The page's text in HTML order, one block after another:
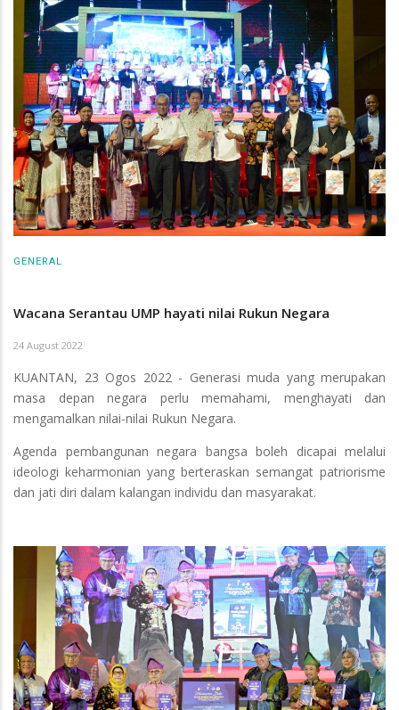
GENERAL
Wacana Serantau UMP hayati nilai Rukun Negara
24 August 2022
KUANTAN, 23 Ogos 2022 - Generasi muda yang merupakan
masa depan negara perlu memahami, menghayati dan
mengamalkan nilai-nilai Rukun Negara.
Agenda pembangunan negara bangsa boleh dicapai melalui
ideologi keharmonian yang berteraskan semangat patriorisme
dan jati diri dalam kalangan individu dan masyarakat.